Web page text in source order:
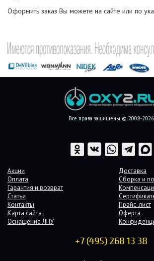
Оформить заказ Вы можете на сайте или по
Все права защищены © 2008-2026
Акции
Доставка
Оплата
Сборка и
Гарантия и возврат
Статьи
Контакты
Прайс-лист
Карта сайта
Оферта
Оснащение ЛПУ
+7 (495) 268 13 38